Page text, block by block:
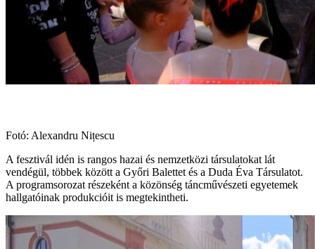
Fotó: Alexandru Nițescu
A fesztivál idén is rangos hazai és nemzetközi társulatokat lát
vendégül, többek között a Győri Balettet és a Duda Éva Társulatot.
A programsorozat részeként a közönség táncművészeti egyetemek
hallgatóinak produkcióit is megtekintheti.